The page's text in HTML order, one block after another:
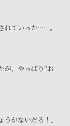
れていった……。
が、やっぱり“お
がないだろ！」